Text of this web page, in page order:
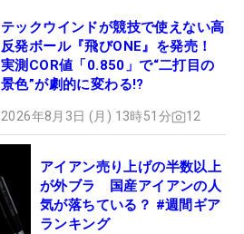
テックウインドが競技で使えない高
反発ボール『飛びONE』を発売！
実測COR値「0.850」で“二打目の
景色”が劇的に変わる!?
2026年8月3日 (月) 13時51分 12
アイアン売り上げの半数以上
が外ブラ 国産アイアンの人
気が落ちている？ #週間ギア
ランキング